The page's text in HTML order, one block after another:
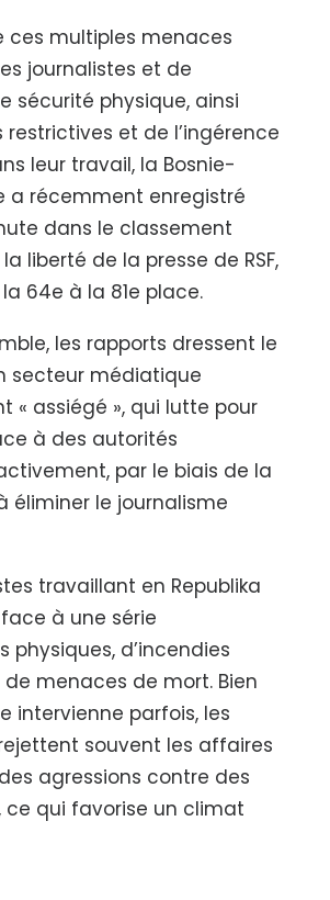
ces multiples menaces
journalistes et de
sécurité physique, ainsi
restrictives et de l’ingérence
leur travail, la Bosnie-
a récemment enregistré
dans le classement
liberté de la presse de RSF,
64e à la 81e place.
les rapports dressent le
secteur médiatique
« assiégé », qui lutte pour
à des autorités
par le biais de la
éliminer le journalisme
travaillant en Republika
à une série
physiques, d’incendies
menaces de mort. Bien
intervienne parfois, les
souvent les affaires
agressions contre des
ce qui favorise un climat